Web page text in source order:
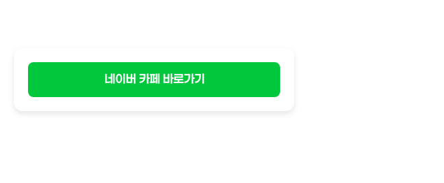
네이버 카페 바로가기